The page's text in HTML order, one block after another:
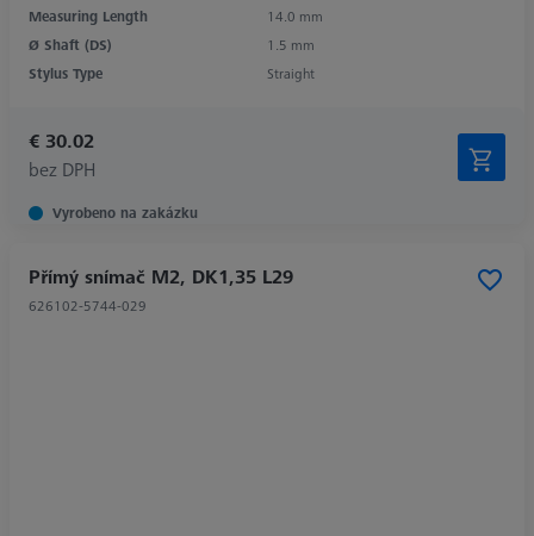
Measuring Length
14.0 mm
Ø Shaft (DS)
1.5 mm
Stylus Type
Straight
€ 30.02
bez DPH
Vyrobeno na zakázku
Přímý snímač M2, DK1,35 L29
626102-5744-029